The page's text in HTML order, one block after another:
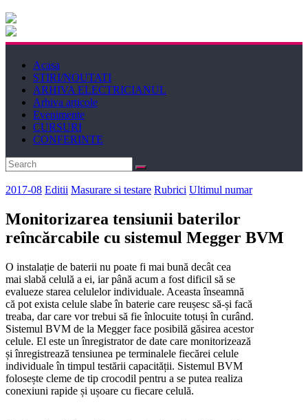
Electricianul
Revista
Electricianul
Acasa
STIRI/NOUTATI
ARHIVA ELECTRICIANUL
Arhiva articole
Evenimente
CURSURI
CONFERINTE
2017-08 Editii Masurare si testare Rubrici Ultimul numar
Monitorizarea tensiunii baterilor
reîncărcabile cu sistemul Megger BVM
O instalație de baterii nu poate fi mai bună decât cea
mai slabă celulă a ei, iar până acum a fost dificil să se
evalueze starea celulelor individuale. Aceasta înseamnă
că pot exista celule slabe în baterie care reușesc să-și facă
treaba, dar care vor trebui să fie înlocuite totuși în curând.
Sistemul BVM de la Megger face posibilă găsirea acestor
celule. El este un înregistrator de date care monitorizează
și înregistrează tensiunea pe terminalele fiecărei celule
individuale în timpul testării capacității. Sistemul BVM
folosește cleme de tip crocodil pentru a se putea realiza
conexiuni rapide și ușoare cu fiecare celulă.